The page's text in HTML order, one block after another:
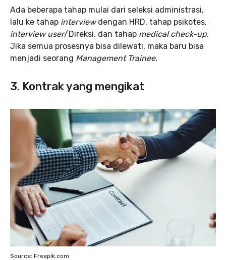
Ada beberapa tahap mulai dari seleksi administrasi,
lalu ke tahap interviewdengan HRD, tahap psikotes,
interview user/Direksi, dan tahap medical check-up.
Jika semua prosesnya bisa dilewati, maka baru bisa
menjadi seorang Management Trainee.
3. Kontrak yang mengikat
Source: Freepik.com